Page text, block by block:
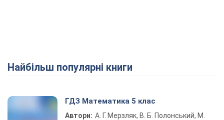
Найбільш популярні книги
ГДЗ Математика 5 клас
Автори: А. Г. Мерзляк, В. Б. Полонський, М.